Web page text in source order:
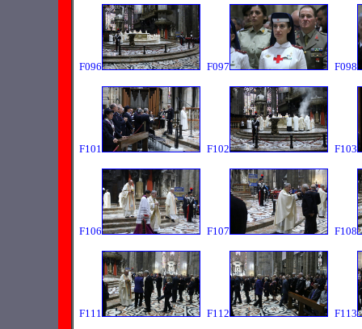
F096 F097 F098
F101 F102 F103
F106 F107 F108
F111 F112 F113